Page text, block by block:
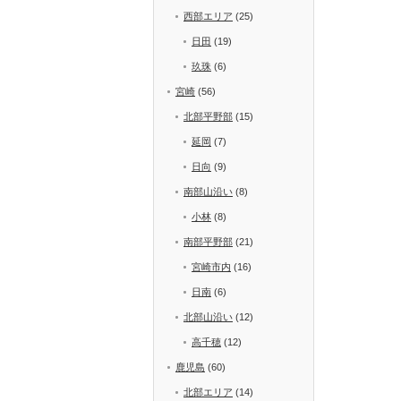
西部エリア (25)
日田 (19)
玖珠 (6)
宮崎 (56)
北部平野部 (15)
延岡 (7)
日向 (9)
南部山沿い (8)
小林 (8)
南部平野部 (21)
宮崎市内 (16)
日南 (6)
北部山沿い (12)
高千穂 (12)
鹿児島 (60)
北部エリア (14)